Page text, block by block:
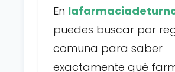
En
puedes buscar por
comuna para saber
exactamente qué